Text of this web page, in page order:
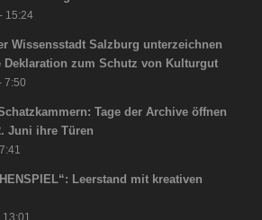
15:24
Wissensstadt Salzburg unterzeichnen
Deklaration zum Schutz von Kulturgut
7:50
Tage der Archive öffnen
Juni ihre Türen
Leerstand mit kreativen